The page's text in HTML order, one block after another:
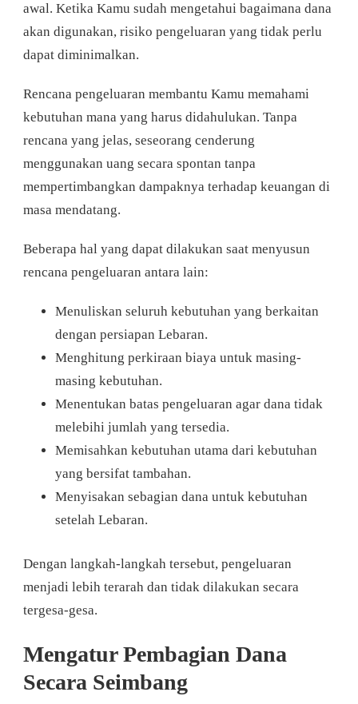
awal. Ketika Kamu sudah mengetahui bagaimana dana
akan digunakan, risiko pengeluaran yang tidak perlu
dapat diminimalkan.
Rencana pengeluaran membantu Kamu memahami
kebutuhan mana yang harus didahulukan. Tanpa
rencana yang jelas, seseorang cenderung
menggunakan uang secara spontan tanpa
mempertimbangkan dampaknya terhadap keuangan di
masa mendatang.
Beberapa hal yang dapat dilakukan saat menyusun
rencana pengeluaran antara lain:
Menuliskan seluruh kebutuhan yang berkaitan
dengan persiapan Lebaran.
Menghitung perkiraan biaya untuk masing-
masing kebutuhan.
Menentukan batas pengeluaran agar dana tidak
melebihi jumlah yang tersedia.
Memisahkan kebutuhan utama dari kebutuhan
yang bersifat tambahan.
Menyisakan sebagian dana untuk kebutuhan
setelah Lebaran.
Dengan langkah-langkah tersebut, pengeluaran
menjadi lebih terarah dan tidak dilakukan secara
tergesa-gesa.
Mengatur Pembagian Dana
Secara Seimbang